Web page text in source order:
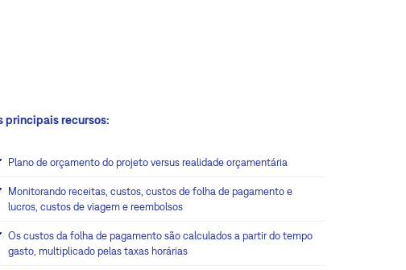
principais recursos:
Plano de orçamento do projeto versus realidade orçamentária
Monitorando receitas, custos, custos de folha de pagamento e
lucros, custos de viagem e reembolsos
Os custos da folha de pagamento são calculados a partir do tempo
gasto, multiplicado pelas taxas horárias